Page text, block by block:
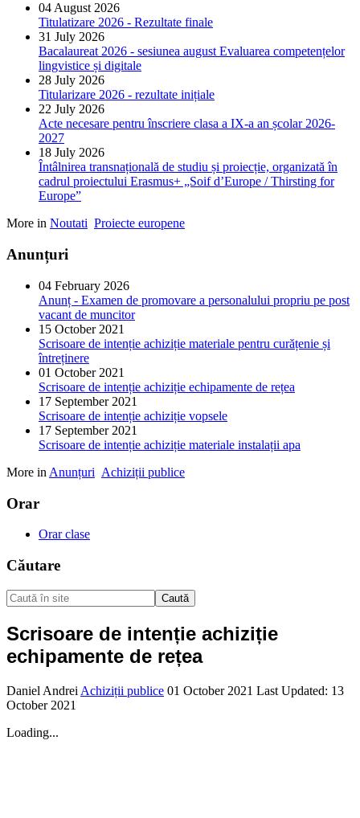
04 August 2026
Titulatizare 2026 - Rezultate finale
31 July 2026
Bacalaureat 2026 - sesiunea august Evaluarea competențelor
lingvistice și digitale
28 July 2026
Titularizare 2026 - rezultate inițiale
22 July 2026
Acte necesare pentru înscriere clasa a IX-a an școlar 2026-
2027
18 July 2026
Întâlnirea transnațională de studiu și proiecție, organizată în
cadrul proiectului Erasmus+ „Soif d’Europe / Thirsting for
Europe”
More in Noutati Proiecte europene
Anunțuri
04 February 2026
Anunț - Examen de promovare a personalului propriu pe post
vacant de muncitor
15 October 2021
Scrisoare de intenție achiziție materiale pentru curățenie și
întreținere
01 October 2021
Scrisoare de intenție achiziție echipamente de rețea
17 September 2021
Scrisoare de intenție achiziție vopsele
17 September 2021
Scrisoare de intenție achiziție materiale instalații apa
More in Anunțuri Achiziții publice
Orar
Orar clase
Căutare
Caută
Scrisoare de intenție achiziție
echipamente de rețea
Daniel Andrei Achiziții publice 01 October 2021 Last Updated: 13
October 2021
Loading...